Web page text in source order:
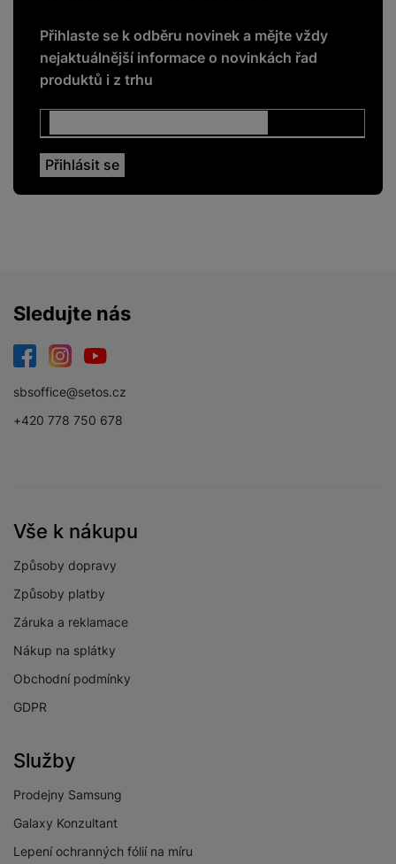
Hmotnost balení 49 g
Výška balení
Přihlaste se k odběru novinek a mějte vždy
nejaktuálnější informace o novinkách řad
produktů i z trhu
Sledujte nás
sbsoffice@setos.cz
+420 778 750 678
Vše k nákupu
Způsoby dopravy
Způsoby platby
Záruka a reklamace
Nákup na splátky
Obchodní podmínky
GDPR
Služby
Prodejny Samsung
Galaxy Konzultant
Lepení ochranných fólií na míru